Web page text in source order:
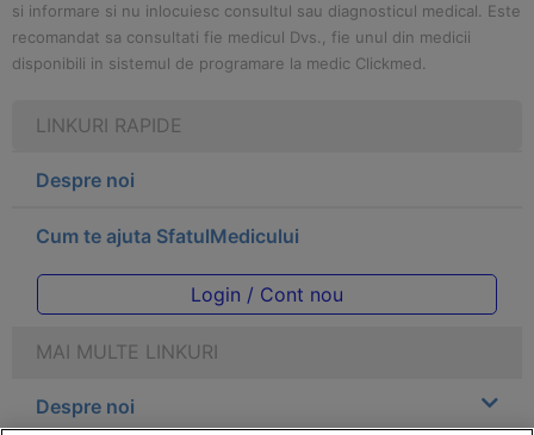
si informare si nu inlocuiesc consultul sau diagnosticul medical. Este
recomandat sa consultati fie medicul Dvs., fie unul din medicii
disponibili in sistemul de programare la medic Clickmed.
LINKURI RAPIDE
Despre noi
Cum te ajuta SfatulMedicului
Login / Cont nou
MAI MULTE LINKURI
Despre noi